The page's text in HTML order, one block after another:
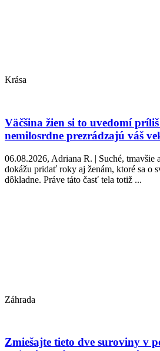
Krása
Väčšina žien si to uvedomí
nemilosrdne prezrádzajú váš
06.08.2026, Adriana R. | Suché, tmavšie
dokážu pridať roky aj ženám, ktoré sa o
dôkladne. Práve táto časť tela totiž ...
Záhrada
Zmiešajte tieto dve suroviny v